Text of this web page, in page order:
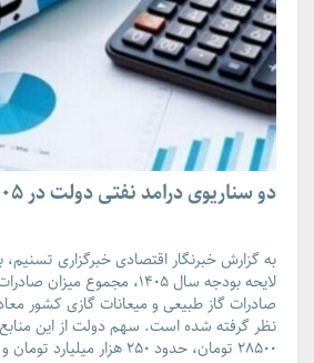
دو سناریوی درامد نفتی دولت در ۱۴۰۵
به گزارش خبرنگار اقتصادی خبرگزاری
لایحه بودجه سال ۱۴۰۵، مجموع
نظر گرفته شده است. سهم دولت از این
۲۸۵۰۰ تومان، حدود ۲۵۰ هزار میلیارد تومان و سهم استقراض از […]